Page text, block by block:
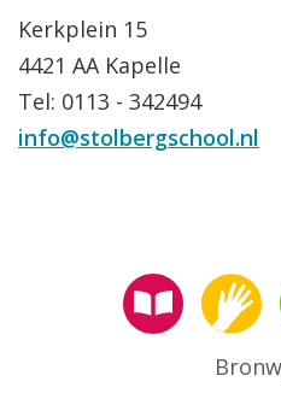
Kerkplein 15
4421 AA Kapelle
Tel: 0113 - 342494
info@stolbergschool.nl